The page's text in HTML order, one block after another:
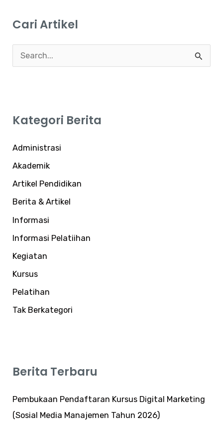
Cari Artikel
u
t
u
k
:
Kategori Berita
Administrasi
Akademik
Artikel Pendidikan
Berita & Artikel
Informasi
Informasi Pelatiihan
Kegiatan
Kursus
Pelatihan
Tak Berkategori
Berita Terbaru
Pembukaan Pendaftaran Kursus Digital Marketing
(Sosial Media Manajemen Tahun 2026)